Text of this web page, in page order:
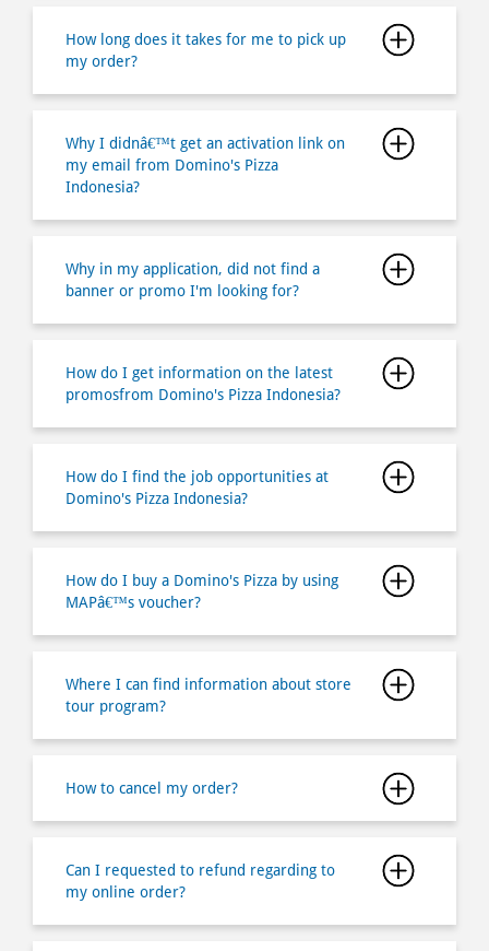
my email from Domino's Pizza
Indonesia?
Why in my application, did not find a
banner or promo I'm looking for?
promosfrom Domino's Pizza Indonesia?
Domino's Pizza Indonesia?
MAPâ€™s voucher?
tour program?
Can I requested to refund regarding to
online ordering?